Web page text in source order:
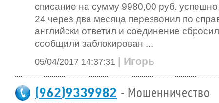
списание на сумму 9980,00 руб.
24 через два месяца перезвонил по
английски ответил и соединение
сообщили заблокирован ...
05/04/2017 14:37:31 | Игорь
(962)9339982 - Мошенничество